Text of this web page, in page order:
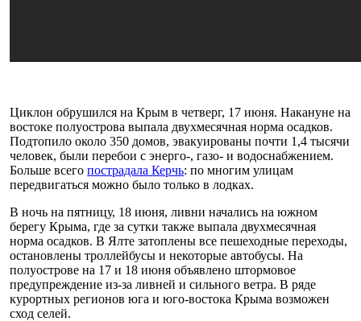
Циклон обрушился на Крым в четверг, 17 июня. Накануне на
востоке полуострова выпала двухмесячная норма осадков.
Подтопило около 350 домов, эвакуированы почти 1,4 тысячи
человек, были перебои с энерго-, газо- и водоснабжением.
Больше всегопострадала Керчь: по многим улицам
передвигаться можно было только в лодках.
В ночь на пятницу, 18 июня, ливни начались на южном
берегу Крыма, где за сутки также выпала двухмесячная
норма осадков. В Ялте затоплены все пешеходные переходы,
остановлены троллейбусы и некоторые автобусы. На
полуострове на 17 и 18 июня объявлено штормовое
предупреждение из-за ливней и сильного ветра. В ряде
курортных регионов юга и юго-востока Крыма возможен
сход селей.